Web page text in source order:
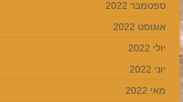
ספטמבר 2022
אוגוסט 2022
יולי 2022
יוני 2022
מאי 2022